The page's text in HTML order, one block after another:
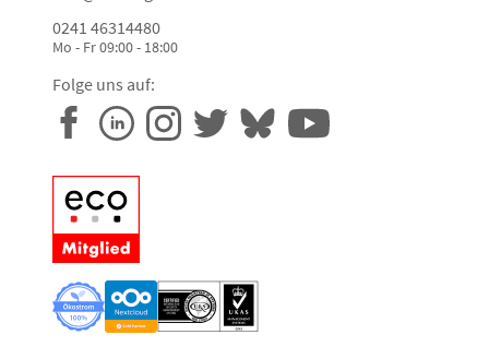
0241 46314480
Mo - Fr 09:00 - 18:00
Folge uns auf: